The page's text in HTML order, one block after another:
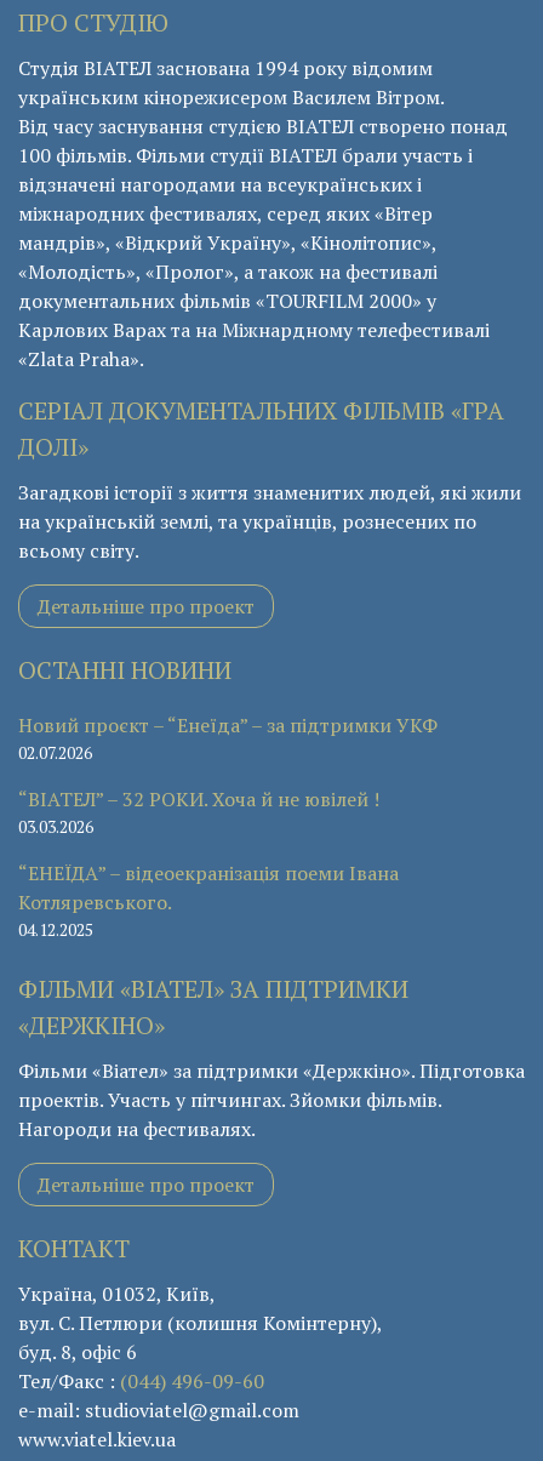
ПРО СТУДІЮ
Студія ВІАТЕЛ заснована 1994 року відомим
українським кінорежисером Василем Вітром.
Від часу заснування студією ВІАТЕЛ створено понад
100 фільмів. Фільми студії ВІАТЕЛ брали участь і
відзначені нагородами на всеукраїнських і
міжнародних фестивалях, серед яких «Вітер
мандрів», «Відкрий Україну», «Кінолітопис»,
«Молодість», «Пролог», а також на фестивалі
документальних фільмів «ТОURFILM 2000» у
Карлових Варах та на Міжнардному телефестивалі
«Zlata Praha».
СЕРІАЛ ДОКУМЕНТАЛЬНИХ ФІЛЬМІВ «ГРА
ДОЛІ»
Загадкові історії з життя знаменитих людей, які жили
на українській землі, та українців, рознесених по
всьому світу.
Детальніше про проект
ОСТАННІ НОВИНИ
Новий проєкт – “Енеїда” – за підтримки УКФ
02.07.2026
“ВІАТЕЛ” – 32 РОКИ. Хоча й не ювілей !
03.03.2026
“ЕНЕЇДА” – відеоекранізація поеми Івана
Котляревського.
04.12.2025
ФІЛЬМИ «ВІАТЕЛ» ЗА ПІДТРИМКИ
«ДЕРЖКІНО»
Фільми «Віател» за підтримки «Держкіно». Підготовка
проектів. Участь у пітчингах. Зйомки фільмів.
Нагороди на фестивалях.
Детальніше про проект
КОНТАКТ
Україна, 01032, Київ,
вул. С. Петлюри (колишня Комінтерну),
буд. 8, офіс 6
Тел/Факс : (044) 496-09-60
e-mail: studioviatel@gmail.com
www.viatel.kiev.ua